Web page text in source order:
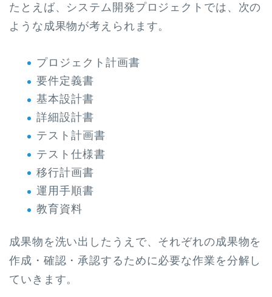
たとえば、システム開発プロジェクトでは、次の
ような成果物が考えられます。
プロジェクト計画書
要件定義書
基本設計書
詳細設計書
テスト計画書
テスト仕様書
移行計画書
運用手順書
教育資料
成果物を洗い出したうえで、それぞれの成果物を
作成・確認・承認するために必要な作業を分解し
ていきます。